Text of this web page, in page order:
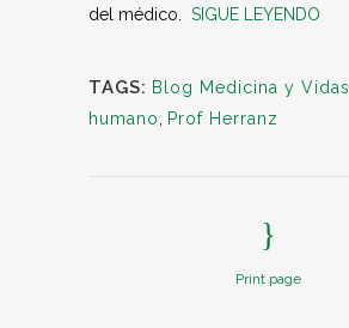
del médico. SIGUE LEYENDO
TAGS: Blog Medicina y Vidas
humano
Prof Herranz
Print page